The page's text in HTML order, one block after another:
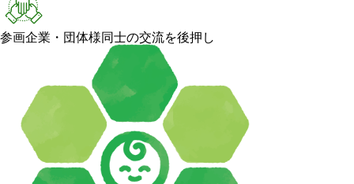
参画企業・団体様同士の交流を後押し